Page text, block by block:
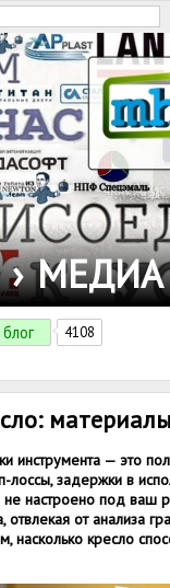
›
4108
инструмента — это
лоссы, задержки в
настроено под ваш
отвлекая от анализа
кресло